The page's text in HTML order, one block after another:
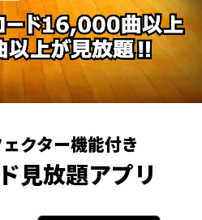
クター機能付き
見放題アプリ